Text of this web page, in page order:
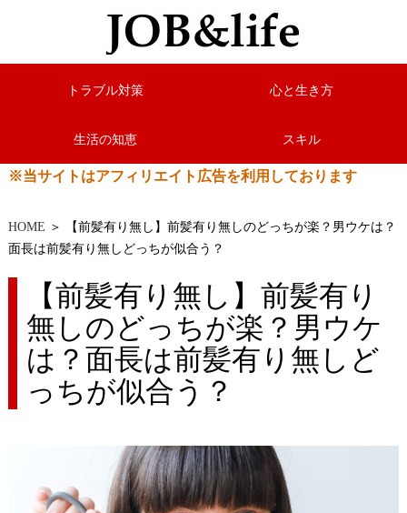
トラブル対策 心と生き方
生活の知恵 スキル
※当サイトはアフィリエイト広告を利用しております
HOME ＞ 【前髪有り無し】前髪有り無しのどっちが楽？男ウケは？
面長は前髪有り無しどっちが似合う？
【前髪有り無し】前髪有り
無しのどっちが楽？男ウケ
は？面長は前髪有り無しど
っちが似合う？